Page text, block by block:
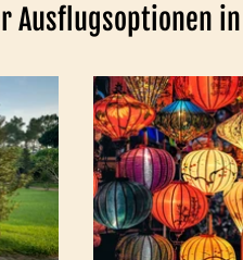
Ausflugsoptionen